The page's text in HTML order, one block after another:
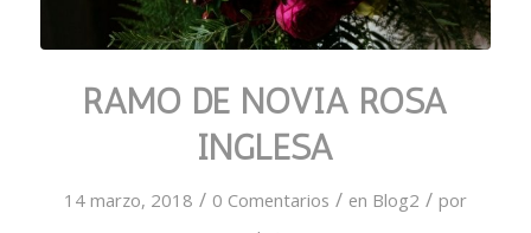
RAMO DE NOVIA ROSA
INGLESA
14 marzo, 2018 / 0 Comentarios / en Blog2 / por